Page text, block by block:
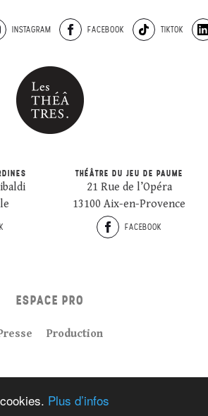
Plus d’infos
INSTAGRAM FACEBOOK TIKTOK
THÉÂTRE DU JEU DE PAUME
21 Rue de l’Opéra
13100 Aix-en-Provence
FACEBOOK
ESPACE PRO
Production